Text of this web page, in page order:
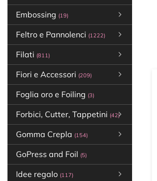
Embossing (19)
Feltro e Pannolenci (1222)
Filati (811)
Fiori e Accessori (209)
Foglia oro e Foiling (3)
Forbici, Cutter, Tappetini (42)
Gomma Crepla (154)
GoPress and Foil (5)
Idee regalo (117)